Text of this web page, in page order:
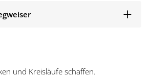
und Kreisläufe schaffen.